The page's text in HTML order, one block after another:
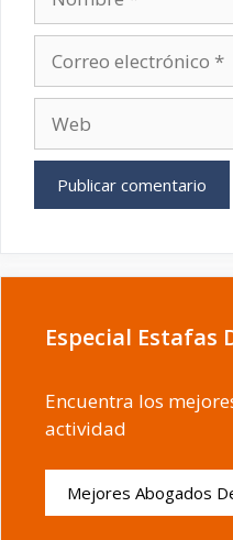
electrónico
Especial
Encuentra los
actividad
Mejores Abogados